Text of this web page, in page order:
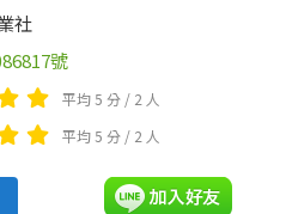
透天厝
廠房
社
號
平均 5 分 / 2 人
平均 5 分 / 2 人